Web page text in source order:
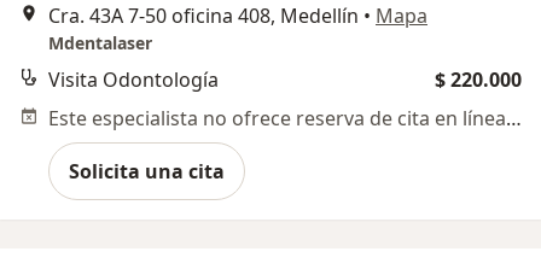
Cra. 43A 7-50 oficina 408, Medellín • Mapa
Mdentalaser
Visita Odontología
$ 220.000
Este especialista no ofrece reserva de cita en línea en esta dirección.
Solicita una cita